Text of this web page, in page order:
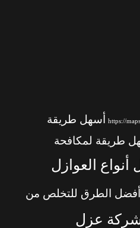
https://
أسهل طريقة
طريقة لمكافحة
أنواع العوازل
أفضل الطرق للتخلص من
عزل